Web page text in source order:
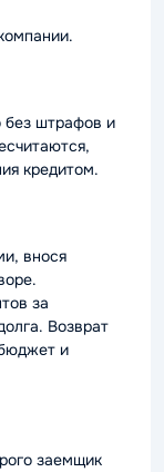
без штрафов и
кредитом.
внося
за
Возврат
и
заемщик